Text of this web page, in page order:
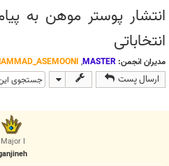
انتشار پوستر موهن به
انتخاباتی
مدیران انجمن: MASTER
,
ارسال پست
Major I